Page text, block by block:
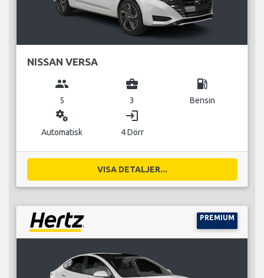
NISSAN VERSA
group
5
business_center
3
local_gas_station
Bensin
miscellaneous_services
Automatisk
login
4 Dörr
VISA DETALJER...
PREMIUM